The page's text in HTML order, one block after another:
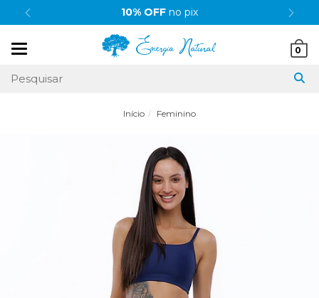
10% OFF no pix
0
Início Feminino